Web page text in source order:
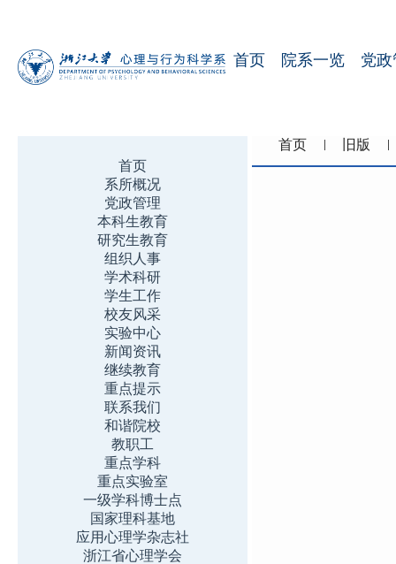
首页 院系一览 党
首页
系所概况
党政管理
本科生教育
研究生教育
组织人事
学术科研
学生工作
校友风采
实验中心
新闻资讯
继续教育
重点提示
联系我们
和谐院校
教职工
重点学科
重点实验室
一级学科博士点
国家理科基地
应用心理学杂志社
浙江省心理学会
首页 旧版